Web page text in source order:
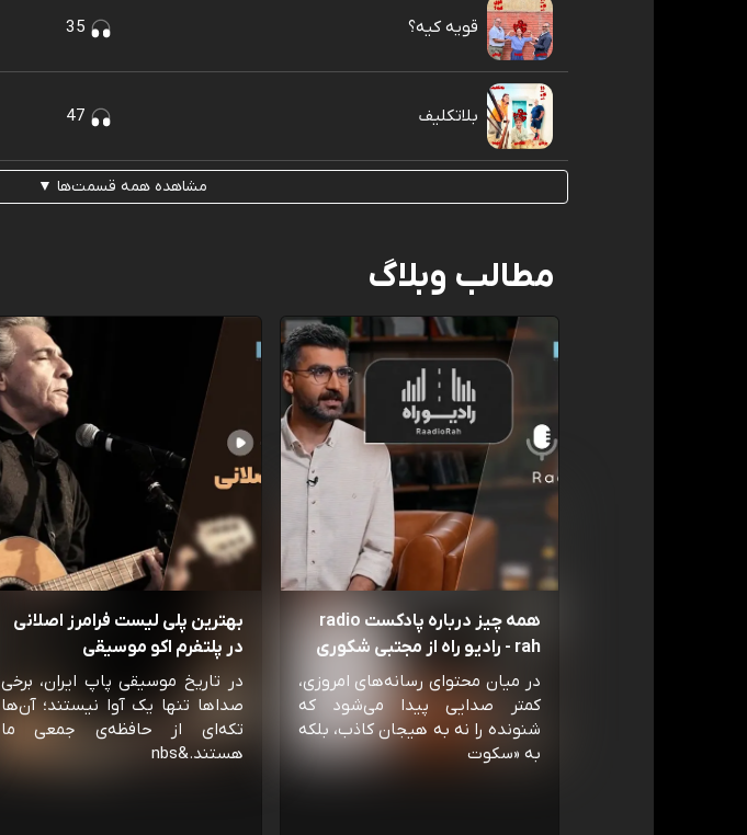
قویه کیه؟
بلاتکلیف
مشاهده همه قسمت‌ها ▼
مطالب وبلاگ
همه چیز درباره پادکست radio
rah - رادیو راه از مجتبی شکوری
در میان محتوای رسانه‌های امروزی،
کمتر صدایی پیدا می‌شود که
شنونده را نه به هیجان کاذب، بلکه
به «سکوت
بهترین پلی لیست فرامرز اصلانی
در پلتفرم اکو موسیقی
در تاریخ موسیقی پاپ ایران، برخی
صداها تنها یک آوا نیستند؛ آن‌ها
تکه‌ای از حافظه‌ی جمعی ما
هستند.&nbs